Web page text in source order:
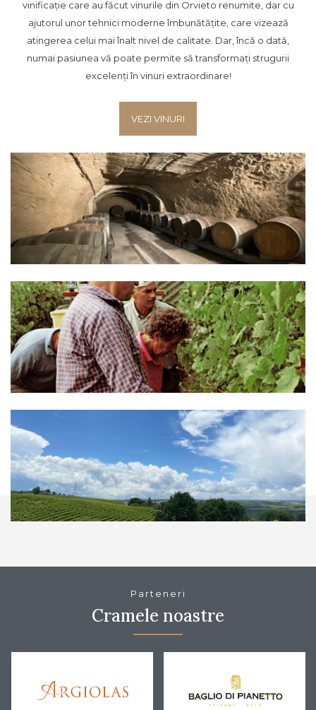
vinificație care au făcut vinurile din Orvieto renumite, dar cu
ajutorul unor tehnici moderne îmbunătățite, care vizează
atingerea celui mai înalt nivel de calitate. Dar, încă o dată,
numai pasiunea vă poate permite să transformați strugurii
excelenți în vinuri extraordinare!
VEZI VINURI
Parteneri
Cramele noastre